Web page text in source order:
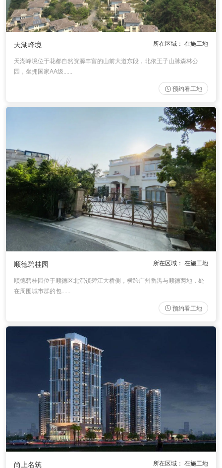
天湖峰境 所在区域： 在施工地
天湖峰境位于花都自然资源丰富的山前大道东段，北依王子山脉森林公
园，坐拥国家AA级......
预约看工地
顺德碧桂园 所在区域： 在施工地
顺德碧桂园位于顺德区北滘镇碧江大桥侧，横跨广州番禺与顺德两地，处
在周围城市群的包......
预约看工地
尚上名筑 所在区域： 在施工地